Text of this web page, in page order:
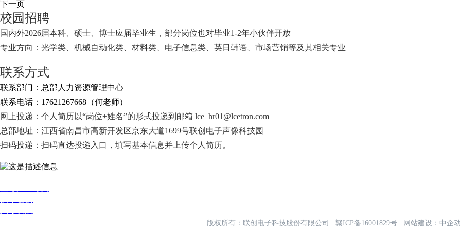
下一页
校园招聘
国内外2026届本科、硕士、博士应届毕业生，部分岗位也对毕业1-2年小伙伴开放
专业方向：光学类、机械自动化类、材料类、电子信息类、英日韩语、市场营销等及其相关专业
联系方式
联系部门：总部人力资源管理中心
联系电话：17621267668（何老师）
网上投递：个人简历以“岗位+姓名”的形式投递到邮箱 lce_hr01@lcetron.com
总部地址：江西省南昌市高新开发区京东大道1699号联创电子声像科技园
扫码投递：扫码直达投递入口，填写基本信息并上传个人简历。
版权所有：联创电子科技股份有限公司 赣ICP备16001829号 网站建设： 中企